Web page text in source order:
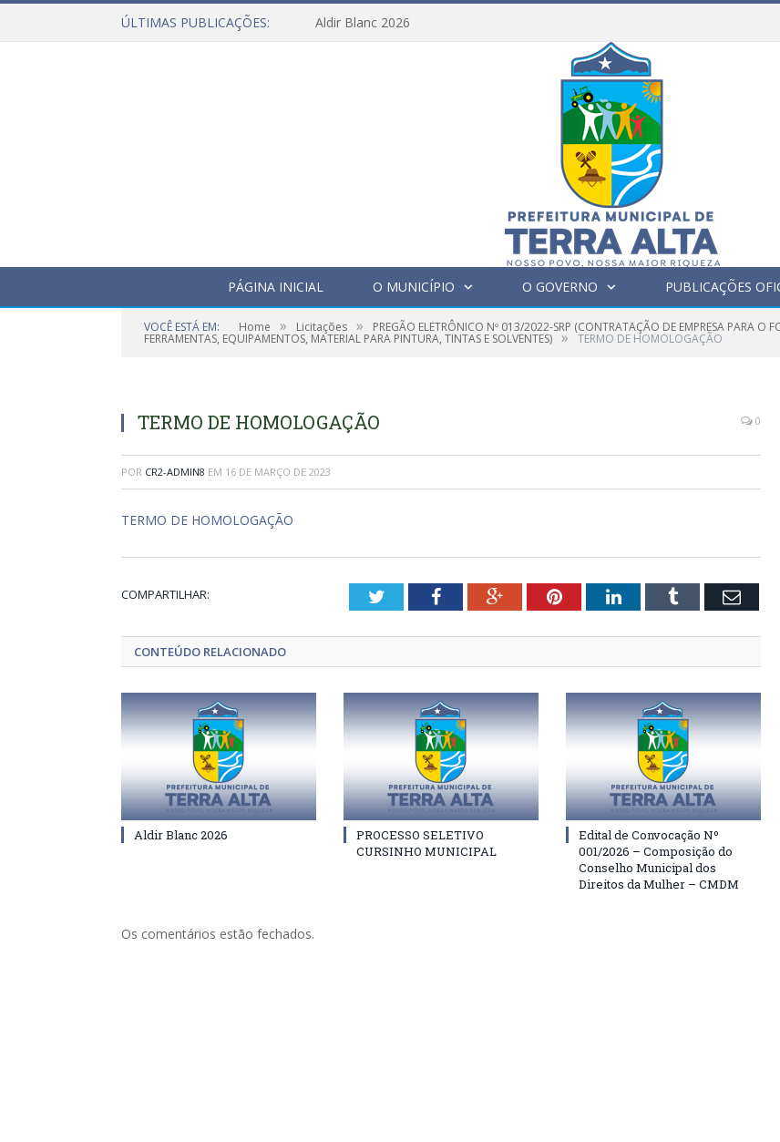
ÚLTIMAS PUBLICAÇÕES: Aldir Blanc 2026
PÁGINA INICIAL O MUNICÍPIO O GOVERNO PUBLICAÇÕES
VOCÊ ESTÁ EM: Home » Licitações » PREGÃO ELETRÔNICO Nº 013/2022-SRP (CONTRATAÇÃO DE EMPRESA PARA O
FERRAMENTAS, EQUIPAMENTOS, MATERIAL PARA PINTURA, TINTAS E SOLVENTES) » TERMO DE HOMOLOGAÇÃO
TERMO DE HOMOLOGAÇÃO 0
POR CR2-ADMIN8 EM 16 DE MARÇO DE 2023
TERMO DE HOMOLOGAÇÃO
COMPARTILHAR: TwitterFacebookGoogle+PinterestLinkedInTumblr Email
CONTEÚDO RELACIONADO
Aldir Blanc 2026
PROCESSO SELETIVO
CURSINHO MUNICIPAL
Edital de Convocação Nº
001/2026 – Composição do
Conselho Municipal dos
Direitos da Mulher – CMDM
Os comentários estão fechados.